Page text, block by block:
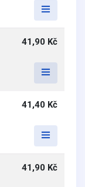
41,90 Kč
41,40 Kč
41,90 Kč